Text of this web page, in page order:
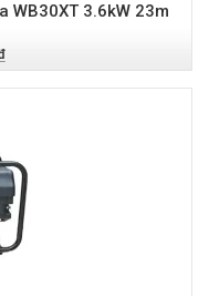
WB30XT 3.6kW 23m